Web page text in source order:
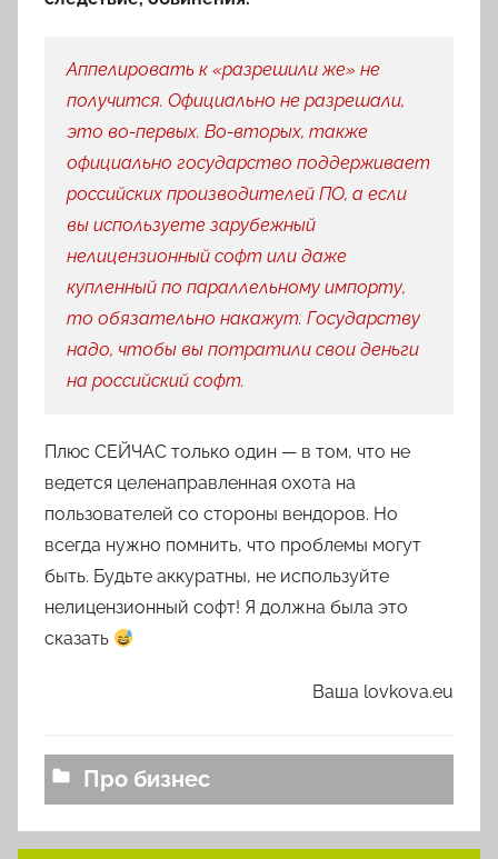
Аппелировать к «разрешили же» не
получится. Официально не разрешали,
это во-первых. Во-вторых, также
официально государство поддерживает
российских производителей ПО, а если
вы используете зарубежный
нелицензионный софт или даже
купленный по параллельному импорту,
то обязательно накажут. Государству
надо, чтобы вы потратили свои деньги
на российский софт.
Плюс СЕЙЧАС только один — в том, что не
ведется целенаправленная охота на
пользователей со стороны вендоров. Но
всегда нужно помнить, что проблемы могут
быть. Будьте аккуратны, не используйте
нелицензионный софт! Я должна была это
сказать
Ваша lovkova.eu
Про бизнес